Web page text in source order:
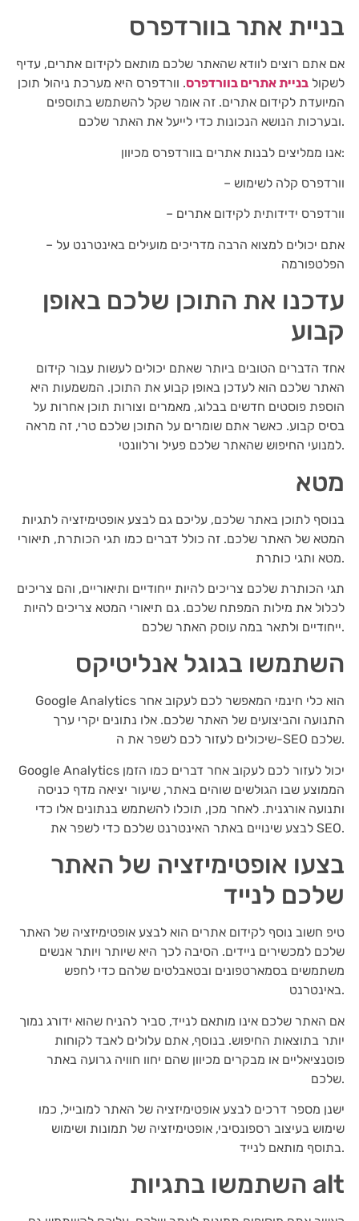
בניית אתר בוורדפרס
אם אתם רוצים לוודא שהאתר שלכם מותאם לקידום אתרים, עדיף
לשקול בניית אתרים בוורדפרס. וורדפרס היא מערכת ניהול תוכן
המיועדת לקידום אתרים. זה אומר שקל להשתמש בתוספים
ובערכות הנושא הנכונות כדי לייעל את האתר שלכם.
אנו ממליצים לבנות אתרים בוורדפרס מכיוון:
– וורדפרס קלה לשימוש
– וורדפרס ידידותית לקידום אתרים
– אתם יכולים למצוא הרבה מדריכים מועילים באינטרנט על
הפלטפורמה
עדכנו את התוכן שלכם באופן
קבוע
אחד הדברים הטובים ביותר שאתם יכולים לעשות עבור קידום
האתר שלכם הוא לעדכן באופן קבוע את התוכן. המשמעות היא
הוספת פוסטים חדשים בבלוג, מאמרים וצורות תוכן אחרות על
בסיס קבוע. כאשר אתם שומרים על התוכן שלכם טרי, זה מראה
למנועי החיפוש שהאתר שלכם פעיל ורלוונטי.
מטא
בנוסף לתוכן באתר שלכם, עליכם גם לבצע אופטימיזציה לתגיות
המטא של האתר שלכם. זה כולל דברים כמו תגי הכותרת, תיאורי
מטא ותגי כותרת.
תגי הכותרת שלכם צריכים להיות ייחודיים ותיאוריים, והם צריכים
לכלול את מילות המפתח שלכם. גם תיאורי המטא צריכים להיות
ייחודיים ולתאר במה עוסק האתר שלכם.
השתמשו בגוגל אנליטיקס
Google Analytics הוא כלי חינמי המאפשר לכם לעקוב אחר
התנועה והביצועים של האתר שלכם. אלו נתונים יקרי ערך
שיכולים לעזור לכם לשפר את ה-SEO שלכם.
Google Analytics יכול לעזור לכם לעקוב אחר דברים כמו הזמן
הממוצע שבו הגולשים שוהים באתר, שיעור יציאה מדף כניסה
ותנועה אורגנית. לאחר מכן, תוכלו להשתמש בנתונים אלו כדי
לבצע שינויים באתר האינטרנט שלכם כדי לשפר את SEO.
בצעו אופטימיזציה של האתר
שלכם לנייד
טיפ חשוב נוסף לקידום אתרים הוא לבצע אופטימיזציה של האתר
שלכם למכשירים ניידים. הסיבה לכך היא שיותר ויותר אנשים
משתמשים בסמארטפונים ובטאבלטים שלהם כדי לחפש
באינטרנט.
אם האתר שלכם אינו מותאם לנייד, סביר להניח שהוא ידורג נמוך
יותר בתוצאות החיפוש. בנוסף, אתם עלולים לאבד לקוחות
פוטנציאליים או מבקרים מכיוון שהם יחוו חוויה גרועה באתר
שלכם.
ישנן מספר דרכים לבצע אופטימיזציה של האתר למובייל, כמו
שימוש בעיצוב רספונסיבי, אופטימיזציה של תמונות ושימוש
בתוסף מותאם לנייד.
השתמשו בתגיות alt